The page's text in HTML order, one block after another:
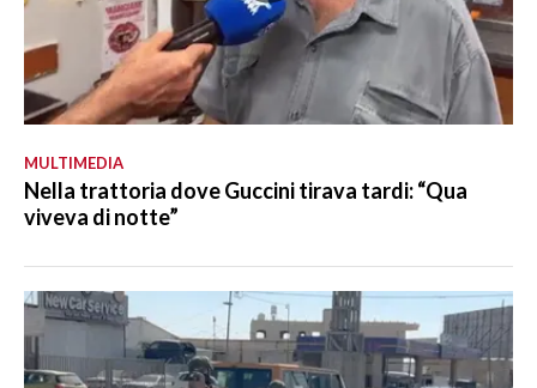
MULTIMEDIA
Nella trattoria dove Guccini tirava tardi: “Qua
viveva di notte”